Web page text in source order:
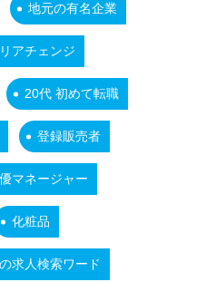
地元の有名企業
アチェンジ
20代 初めて転職
登録販売者
マネージャー
化粧品
求人検索ワード